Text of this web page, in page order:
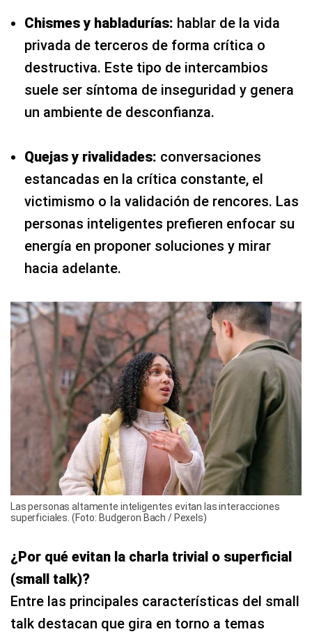
Chismes y habladurías: hablar de la vida
privada de terceros de forma crítica o
destructiva. Este tipo de intercambios
suele ser síntoma de inseguridad y genera
un ambiente de desconfianza.
Quejas y rivalidades: conversaciones
estancadas en la crítica constante, el
victimismo o la validación de rencores. Las
personas inteligentes prefieren enfocar su
energía en proponer soluciones y mirar
hacia adelante.
Las personas altamente inteligentes evitan las interacciones
superficiales. (Foto: Budgeron Bach / Pexels)
¿Por qué evitan la charla trivial o superficial
(small talk)?
Entre las principales características del small
talk destacan que gira en torno a temas